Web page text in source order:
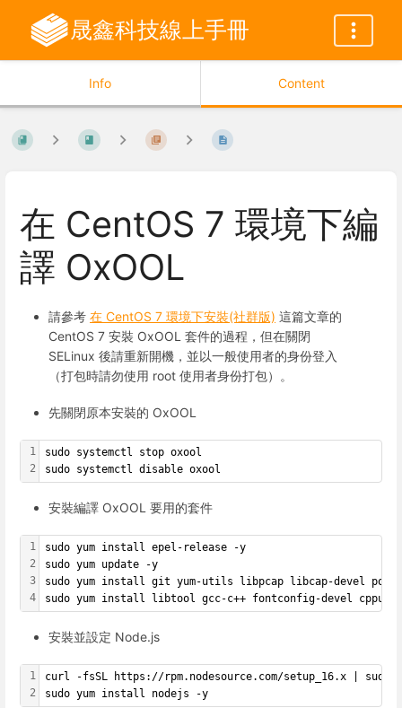
晟鑫科技線上手冊
Info Content
在 CentOS 7 環境下編
譯 OxOOL
請參考 在 CentOS 7 環境下安裝(社群版) 這篇文章的
CentOS 7 安裝 OxOOL 套件的過程，但在關閉
SELinux 後請重新開機，並以一般使用者的身份登入
（打包時請勿使用 root 使用者身份打包）。
先關閉原本安裝的 OxOOL
1
2
sudo systemctl stop oxool
sudo systemctl disable oxool
安裝編譯 OxOOL 要用的套件
1
2
3
4
sudo yum install epel-release -y
sudo yum update -y
sudo yum install git yum-utils libpcap libcap-devel poco-
sudo yum install libtool gcc-c++ fontconfig-devel
安裝並設定 Node.js
1
2
curl -fsSL https://rpm.nodesource.com/setup_16.x | sudo
sudo yum install nodejs -y